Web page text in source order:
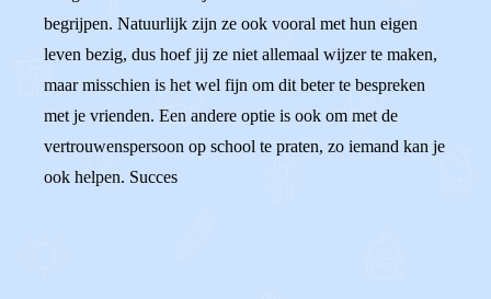
begrijpen. Natuurlijk zijn ze ook vooral met hun eigen
leven bezig, dus hoef jij ze niet allemaal wijzer te maken,
maar misschien is het wel fijn om dit beter te bespreken
met je vrienden. Een andere optie is ook om met de
vertrouwenspersoon op school te praten, zo iemand kan je
ook helpen. Succes